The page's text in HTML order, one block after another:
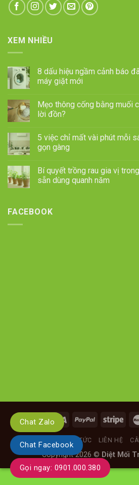
XEM NHIỀU
8 dấu hiệu ngầm cảnh báo
máy giặt mới
Mẹo thông cống bằng muối
lời đồn?
5 việc chỉ mất vài phút mỗi
gọn gàng
Bí quyết trồng rau gia vị
sẵn dùng quanh năm
FACEBOOK
GIỚI THIỆU TIN TỨC LIÊN HỆ
Copyright 2026 © Diệt Mối
Chat Zalo
Chat Facebook
Gọi ngay: 0901.000.380